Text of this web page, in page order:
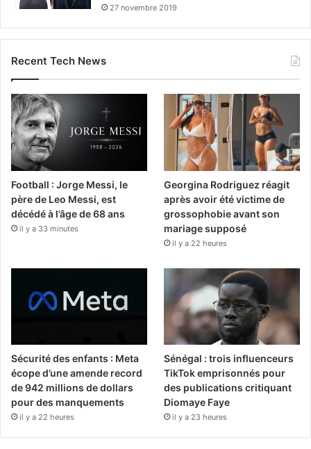
27 novembre 2019
Recent Tech News
Football : Jorge Messi, le
père de Leo Messi, est
décédé à l’âge de 68 ans
il y a 33 minutes
Georgina Rodriguez réagit
après avoir été victime de
grossophobie avant son
mariage supposé
il y a 22 heures
Sécurité des enfants : Meta
écope d’une amende record
de 942 millions de dollars
pour des manquements
il y a 22 heures
Sénégal : trois influenceurs
TikTok emprisonnés pour
des publications critiquant
Diomaye Faye
il y a 23 heures